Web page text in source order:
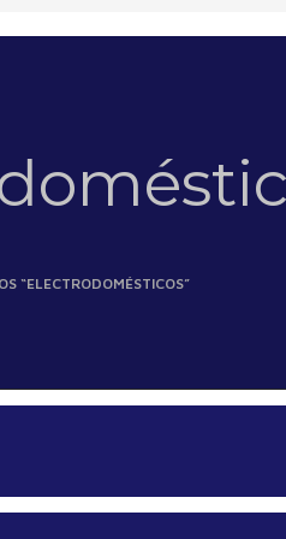
“ELECTRODOMÉSTICOS”